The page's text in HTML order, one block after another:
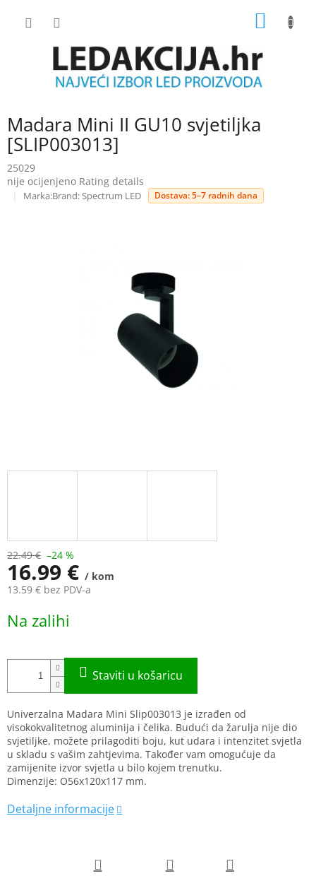
Madara Mini II GU10 svjetiljka
[SLIP003013]
25029
The
average
nije ocijenjeno Rating details
Brand:Spectrum LED Dostava: 5–7 radnih dana
22.49 € –24 %
16.99 € / kom
13.59 € bez PDV-a
price:
Na zalihi
Univerzalna Madara Mini Slip003013 je izrađen od
visokokvalitetnog aluminija i čelika. Budući da žarulja nije dio
svjetiljke, možete prilagoditi boju, kut udara i intenzitet svjetla
u skladu s vašim zahtjevima. Također vam omogućuje da
zamijenite izvor svjetla u bilo kojem trenutku.
Dimenzije: O56x120x117 mm.